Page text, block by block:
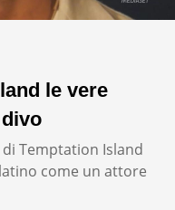
le vere
Temptation Island
come un attore